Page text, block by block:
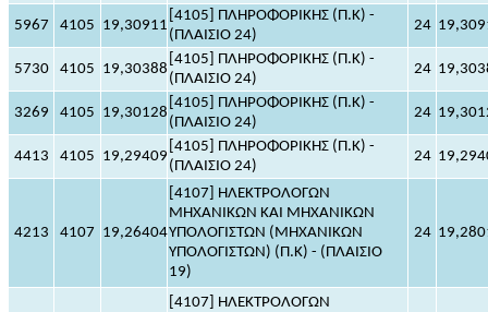
5967 4105 19,30911
[4105] ΠΛΗΡΟΦΟΡΙΚΗΣ (Π.Κ) -
(ΠΛΑΙΣΙΟ 24)
24
5730 4105 19,30388
[4105] ΠΛΗΡΟΦΟΡΙΚΗΣ (Π.Κ) -
(ΠΛΑΙΣΙΟ 24)
24
3269 4105 19,30128
[4105] ΠΛΗΡΟΦΟΡΙΚΗΣ (Π.Κ) -
(ΠΛΑΙΣΙΟ 24)
24
4413 4105 19,29409
[4105] ΠΛΗΡΟΦΟΡΙΚΗΣ (Π.Κ) -
(ΠΛΑΙΣΙΟ 24)
24
4213 4107 19,26404
[4107] ΗΛΕΚΤΡΟΛΟΓΩΝ
ΜΗΧΑΝΙΚΩΝ ΚΑΙ ΜΗΧΑΝΙΚΩΝ
ΥΠΟΛΟΓΙΣΤΩΝ (ΜΗΧΑΝΙΚΩΝ
ΥΠΟΛΟΓΙΣΤΩΝ) (Π.Κ) - (ΠΛΑΙΣΙΟ
19)
24
[4107] ΗΛΕΚΤΡΟΛΟΓΩΝ